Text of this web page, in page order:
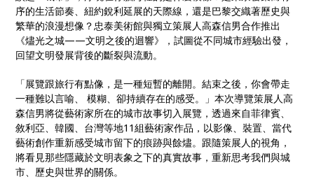
序的生活節奏、紐約銳利延展的天際線，還是巴黎交織著歷史與
繁華的浪漫想像？忠泰美術館與獨立策展人高森信男合作推出
《燼光之城——文明之後的迴響》，試圖從不同城市經驗出發，
回望文明發展背後的斷裂與流動。
「展覽跟旅行有點像，是一種短暫的離開。結束之後，你會帶走
一種難以言喻、 模糊、卻持續存在的感受。」本次導覽策展人高
森信男將從藝術家所在的城市故事切入展覽，透過來自菲律賓、
敘利亞、韓國、台灣等地11組藝術家作品，以影像、裝置、當代
藝術創作重新感受城市留下的痕跡與餘燼。跟隨策展人的視角，
將看見那些隱藏於文明表象之下的真實故事，重新思考我們與城
市、歷史與世界的關係。